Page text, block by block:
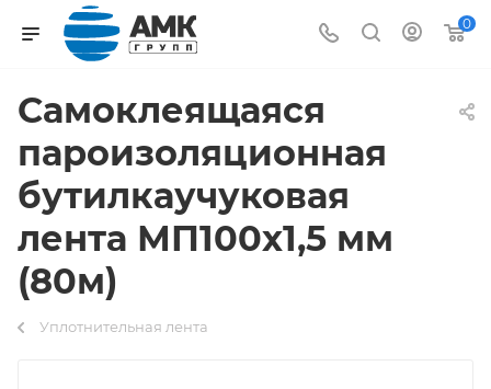
0
Cамоклеящаяся
пароизоляционная
бутилкаучуковая
лента МП100х1,5 мм
(80м)
Уплотнительная лента